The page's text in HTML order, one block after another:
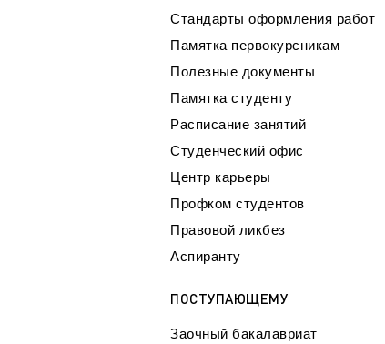
Стандарты оформления работ
Памятка первокурсникам
Полезные документы
Памятка студенту
Расписание занятий
Студенческий офис
Центр карьеры
Профком студентов
Правовой ликбез
Аспиранту
ПОСТУПАЮЩЕМУ
Заочный бакалавриат